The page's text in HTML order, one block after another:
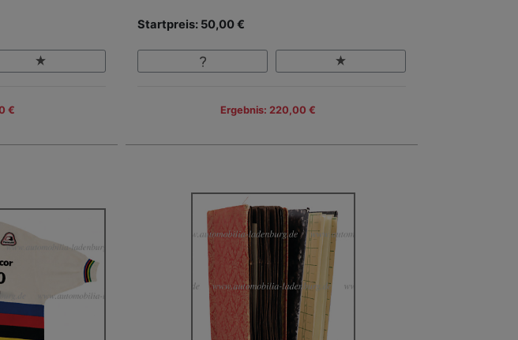
€
Startpreis: 50,00 €
Ergebnis: 220,00 €